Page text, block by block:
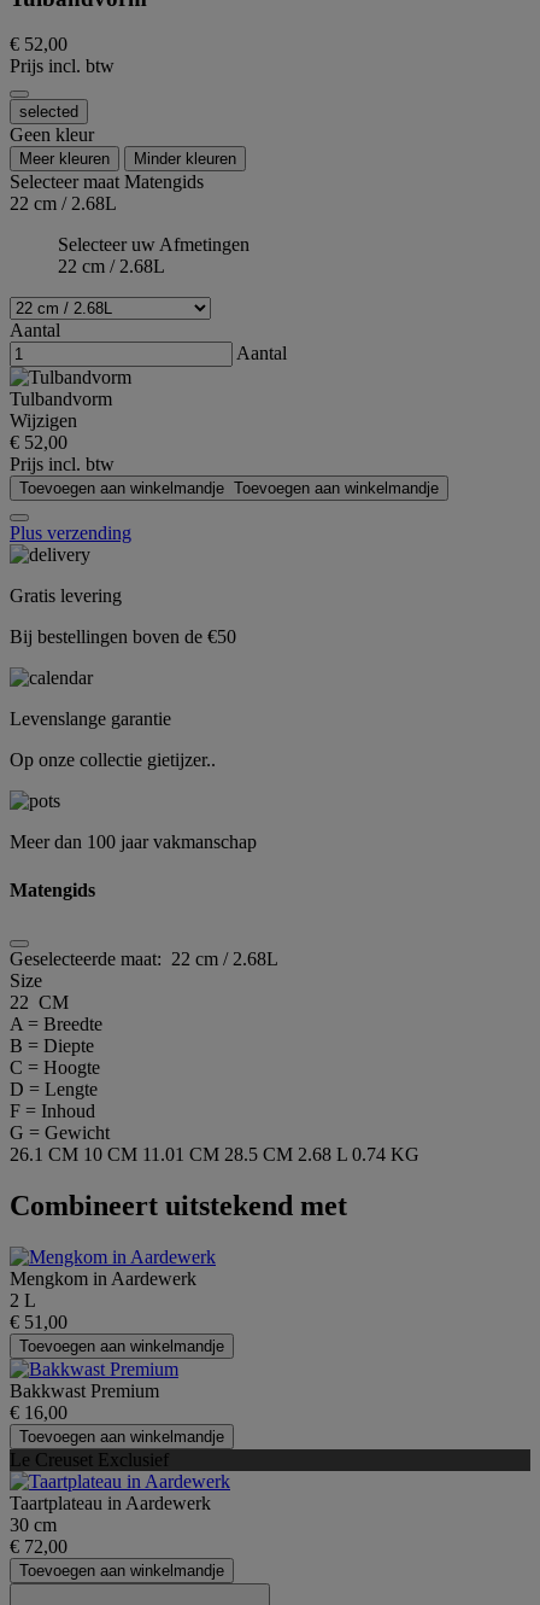
€ 52,00
Prijs incl. btw
selected
Geen kleur
Meer kleuren Minder kleuren
Selecteer maatMatengids
22 cm / 2.68L
Selecteer uw Afmetingen
22 cm / 2.68L
Aantal
Aantal
Tulbandvorm
Wijzigen
€ 52,00
Prijs incl. btw
Toevoegen aan winkelmandje Toevoegen aan winkelmandje
Plus verzending
Gratis levering
Bij bestellingen boven de €50
Levenslange garantie
Op onze collectie gietijzer..
Meer dan 100 jaar vakmanschap
Matengids
Geselecteerde maat: 22 cm / 2.68L
Size
22 CM
A = Breedte
B = Diepte
C = Hoogte
D = Lengte
F = Inhoud
G = Gewicht
26.1 CM 10 CM 11.01 CM 28.5 CM 2.68 L 0.74 KG
Combineert uitstekend met
Mengkom in Aardewerk
2 L
€ 51,00
Toevoegen aan winkelmandje
Bakkwast Premium
€ 16,00
Toevoegen aan winkelmandje
Le Creuset Exclusief
Taartplateau in Aardewerk
30 cm
€ 72,00
Toevoegen aan winkelmandje